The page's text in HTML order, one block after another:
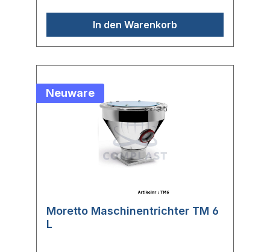
In den Warenkorb
Neuware
Moretto Maschinentrichter TM 6
L